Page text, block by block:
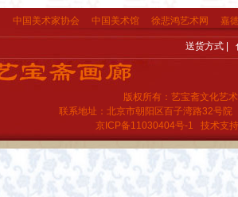
中国美术家协会 中国美术馆 徐悲鸿艺术网 嘉
送货方式|
版权所有：艺宝斋文化艺
联系地址：北京市朝阳区百子湾路32号院
京ICP备11030404号-1 技术支